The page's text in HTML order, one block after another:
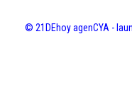
© 21DEhoy agenCYA -